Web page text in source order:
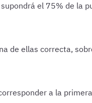
supondrá el 75% de la
de ellas correcta,
a la